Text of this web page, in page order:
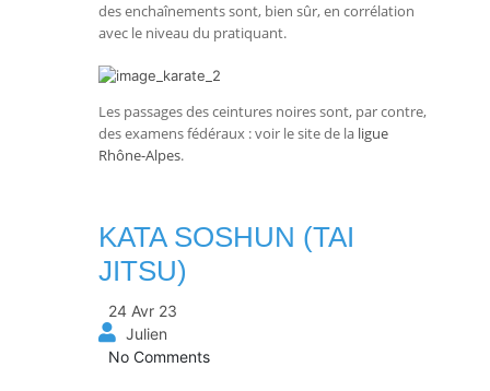
des enchaînements sont, bien sûr, en corrélation
avec le niveau du pratiquant.
Les passages des ceintures noires sont, par contre,
des examens fédéraux : voir le site de la ligue
Rhône-Alpes.
KATA SOSHUN (TAI
JITSU)
24 Avr 23
Julien
No Comments